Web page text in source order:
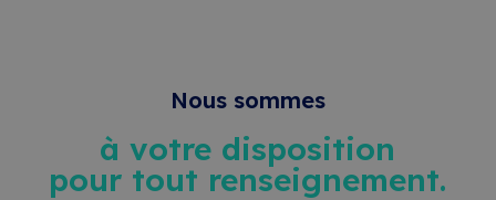
Nous sommes
à votre disposition
pour tout renseignement.